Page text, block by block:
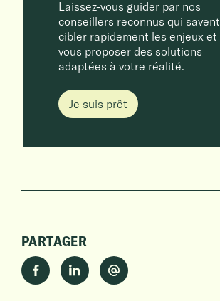
Laissez-vous guider par nos
conseillers reconnus qui savent
cibler rapidement les enjeux et
vous proposer des solutions
adaptées à votre réalité.
Je suis prêt
PARTAGER